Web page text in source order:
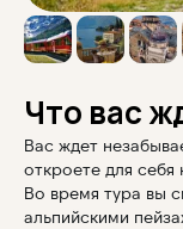
Что вас
Вас ждет
откроете для
Во время тура вы
альпийскими